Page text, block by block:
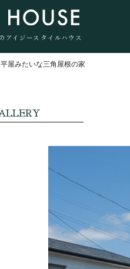
アイジースタイルハウス
平屋みたいな三角屋根の家